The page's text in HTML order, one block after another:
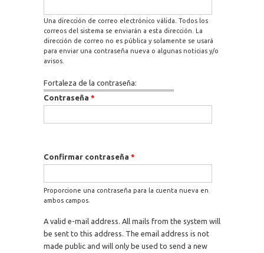
Una dirección de correo electrónico válida. Todos los
correos del sistema se enviarán a esta dirección. La
dirección de correo no es pública y solamente se usará
para enviar una contraseña nueva o algunas noticias y/o
avisos.
Fortaleza de la contraseña:
Contraseña *
Confirmar contraseña *
Proporcione una contraseña para la cuenta nueva en
ambos campos.
A valid e-mail address. All mails from the system will
be sent to this address. The email address is not
made public and will only be used to send a new